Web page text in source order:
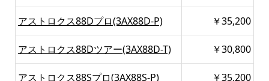
アストロクス88Dプロ(3AX88D-P) ￥35,200
アストロクス88Dツアー(3AX88D-T) ￥30,800
アストロクス88Sプロ(3AX88S-P) ￥35,200